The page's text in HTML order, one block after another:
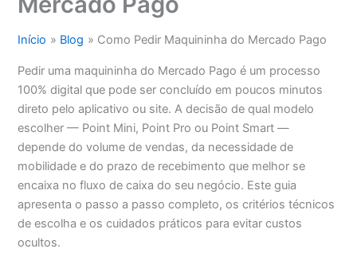
Início Blog Como Pedir Maquininha do Mercado Pago
Pedir uma maquininha do Mercado Pago é um processo
100% digital que pode ser concluído em poucos minutos
direto pelo aplicativo ou site. A decisão de qual modelo
escolher — Point Mini, Point Pro ou Point Smart —
depende do volume de vendas, da necessidade de
mobilidade e do prazo de recebimento que melhor se
encaixa no fluxo de caixa do seu negócio. Este guia
apresenta o passo a passo completo, os critérios técnicos
de escolha e os cuidados práticos para evitar custos
ocultos.